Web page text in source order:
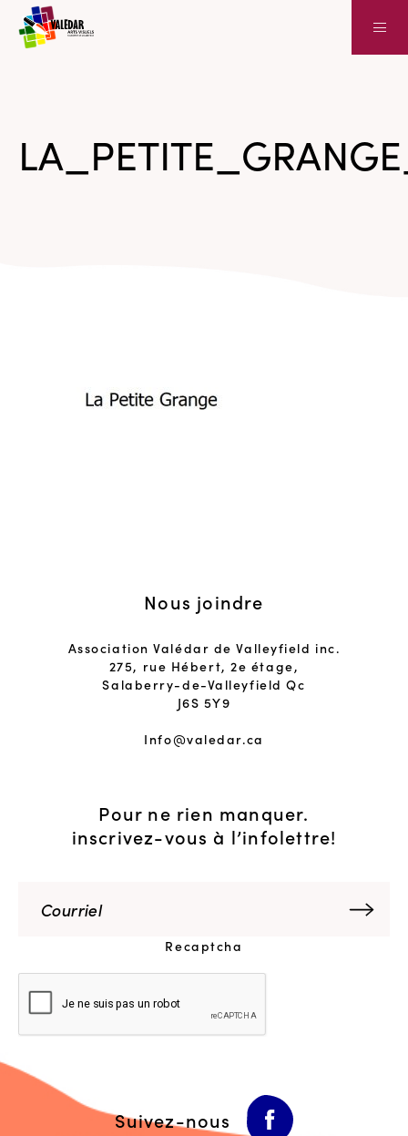
Nous joindre
Association Valédar de Valleyfield inc.
275, rue Hébert, 2e étage,
Salaberry-de-Valleyfield Qc
J6S 5Y9
Info@valedar.ca
Pour ne rien manquer.
inscrivez-vous à l’infolettre!
Recaptcha
Suivez-nous